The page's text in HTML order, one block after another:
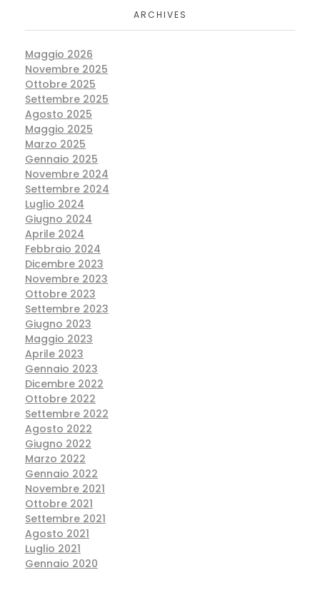
ARCHIVES
Maggio 2026
Novembre 2025
Ottobre 2025
Settembre 2025
Agosto 2025
Maggio 2025
Marzo 2025
Gennaio 2025
Novembre 2024
Settembre 2024
Luglio 2024
Giugno 2024
Aprile 2024
Febbraio 2024
Dicembre 2023
Novembre 2023
Ottobre 2023
Settembre 2023
Giugno 2023
Maggio 2023
Aprile 2023
Gennaio 2023
Dicembre 2022
Ottobre 2022
Settembre 2022
Agosto 2022
Giugno 2022
Marzo 2022
Gennaio 2022
Novembre 2021
Ottobre 2021
Settembre 2021
Agosto 2021
Luglio 2021
Gennaio 2020